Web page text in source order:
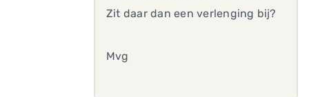
Zit daar dan een verlenging bij?
Mvg